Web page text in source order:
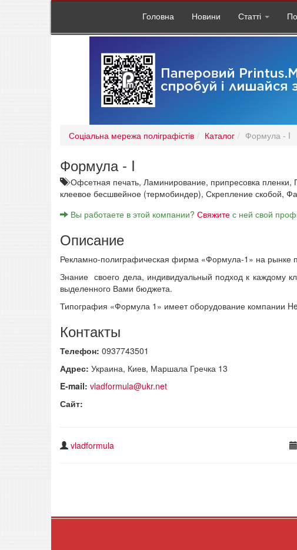
Головна Новини Статті
Соціальна мережа поліграфістів Каталог Формула - I
Формула - I
Офсетная печать, Ламинирование, припресовка пленки,
клеевое бесшвейное (термобиндер), Скрепление скобой,
Вы работаете в этой компании? Свяжите с ней свой
Описание
Рекламно-полиграфическая фирма «Формула-1» на рынке
Знание своего дела, индивидуальный подход к каждому
выделенного Вами бюджета.
Типография «Формула 1» имеет оборудование компании
Контакты
Телефон: 0937743501
Адрес: Украина, Киев, Маршала Гречка 13
E-mail: vladformula@ukr.net
Сайт:
vladformula